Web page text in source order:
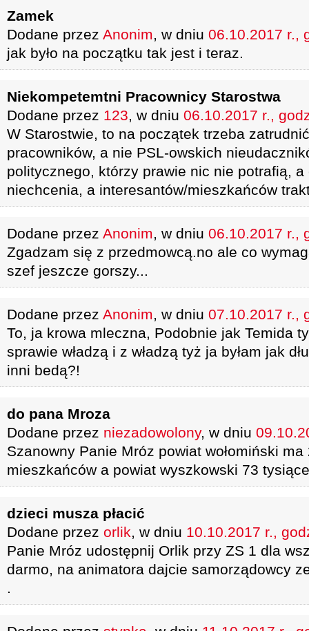
Zamek
Dodane przez Anonim, w dniu 06.10.2017 r.,
jak było na początku tak jest i teraz.
Niekompetemtni Pracownicy Starostwa
Dodane przez 123, w dniu 06.10.2017 r.,
W Starostwie, to na początek trzeba
pracowników, a nie PSL-owskich
politycznego, którzy prawie nic nie potrafią, a
niechcenia, a interesantów/mieszkańców
Dodane przez Anonim, w dniu 06.10.2017 r.,
Zgadzam się z przedmowcą.no ale co
szef jeszcze gorszy...
Dodane przez Anonim, w dniu 07.10.2017 r.,
To, ja krowa mleczna, Podobnie jak Temida
sprawie władzą i z władzą tyż ja byłam jak
inni bedą?!
do pana Mroza
Dodane przez niezadowolony, w dniu
Szanowny Panie Mróz powiat wołomiński
mieszkańców a powiat wyszkowski 73
dzieci musza płacić
Dodane przez orlik, w dniu 10.10.2017 r.,
Panie Mróz udostępnij Orlik przy ZS 1 dla
darmo, na animatora dajcie samorządowcy
.